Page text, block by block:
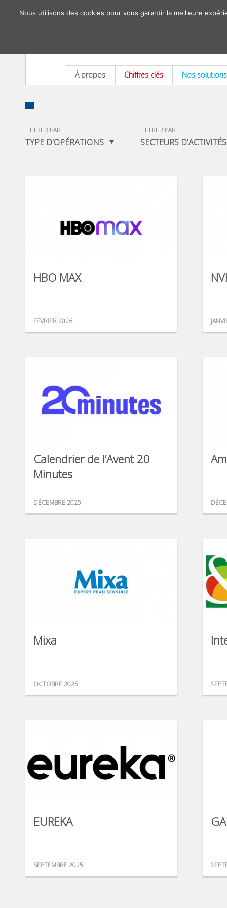
À propos Chiffres clés Nos solutions
FILTRER PAR
TYPE D'OPÉRATIONS
FILTRER PAR
SECTEURS D'ACTIVITÉS
HBO MAX
FÉVRIER 2026
Calendrier de l’Avent 20
Minutes
DÉCEMBRE 2025
Mixa
OCTOBRE 2025
EUREKA
SEPTEMBRE 2025
Nous utilisons des cookies pour vous garantir la meilleure